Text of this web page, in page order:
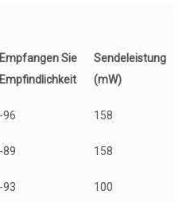
Empfangen Sie
Empfindlichkeit
Sendeleistung
(mW)
-96 158
-89 158
-93 100